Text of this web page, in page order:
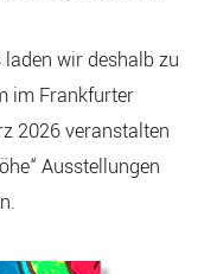
wir deshalb zu
im Frankfurter
2026 veranstalten
Ausstellungen